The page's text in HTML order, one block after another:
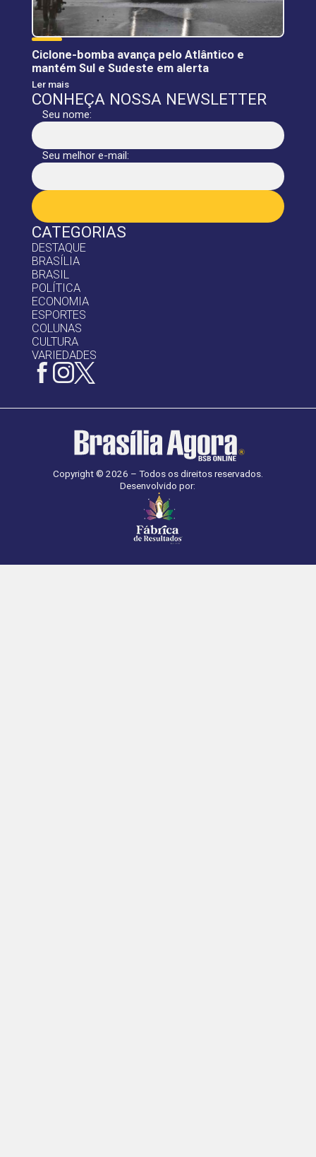
CATEGORIAS
DESTAQUE
BRASÍLIA
BRASIL
POLÍTICA
ECONOMIA
ESPORTES
COLUNAS
CULTURA
VARIEDADES
Ciclone-bomba avança pelo Atlântico e
mantém Sul e Sudeste em alerta
Ler mais
CONHEÇA NOSSA NEWSLETTER
Seu nome:
Seu melhor e-mail:
Copyright © 2026 – Todos os direitos reservados.
Desenvolvido por: